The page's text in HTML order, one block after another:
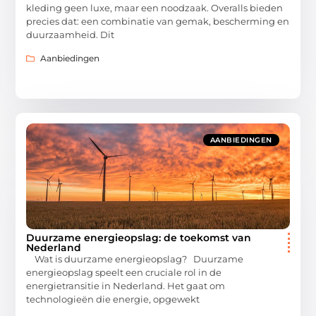
kleding geen luxe, maar een noodzaak. Overalls bieden
precies dat: een combinatie van gemak, bescherming en
duurzaamheid. Dit
Aanbiedingen
AANBIEDINGEN
Duurzame energieopslag: de toekomst van
Nederland
Wat is duurzame energieopslag? Duurzame
energieopslag speelt een cruciale rol in de
energietransitie in Nederland. Het gaat om
technologieën die energie, opgewekt